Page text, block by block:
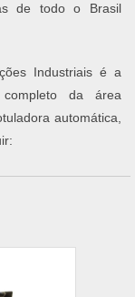
de todo o Brasil
Industriais é a
da área
automática,